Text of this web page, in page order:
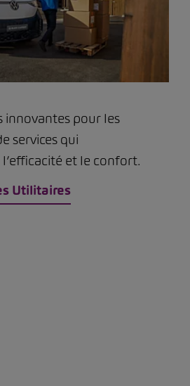
innovantes pour les
services qui
et le confort.
Utilitaires